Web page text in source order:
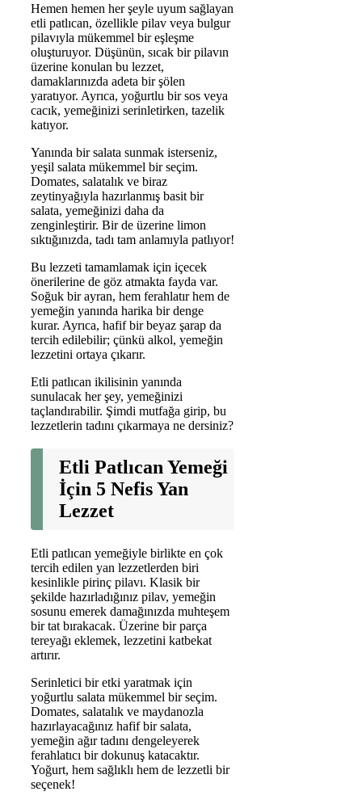
Hemen hemen her şeyle uyum sağlayan
etli patlıcan, özellikle pilav veya bulgur
pilavıyla mükemmel bir eşleşme
oluşturuyor. Düşünün, sıcak bir pilavın
üzerine konulan bu lezzet,
damaklarınızda adeta bir şölen
yaratıyor. Ayrıca, yoğurtlu bir sos veya
cacık, yemeğinizi serinletirken, tazelik
katıyor.
Yanında bir salata sunmak isterseniz,
yeşil salata mükemmel bir seçim.
Domates, salatalık ve biraz
zeytinyağıyla hazırlanmış basit bir
salata, yemeğinizi daha da
zenginleştirir. Bir de üzerine limon
sıktığınızda, tadı tam anlamıyla patlıyor!
Bu lezzeti tamamlamak için içecek
önerilerine de göz atmakta fayda var.
Soğuk bir ayran, hem ferahlatır hem de
yemeğin yanında harika bir denge
kurar. Ayrıca, hafif bir beyaz şarap da
tercih edilebilir; çünkü alkol, yemeğin
lezzetini ortaya çıkarır.
Etli patlıcan ikilisinin yanında
sunulacak her şey, yemeğinizi
taçlandırabilir. Şimdi mutfağa girip, bu
lezzetlerin tadını çıkarmaya ne dersiniz?
Etli Patlıcan Yemeği
İçin 5 Nefis Yan
Lezzet
Etli patlıcan yemeğiyle birlikte en çok
tercih edilen yan lezzetlerden biri
kesinlikle pirinç pilavı. Klasik bir
şekilde hazırladığınız pilav, yemeğin
sosunu emerek damağınızda muhteşem
bir tat bırakacak. Üzerine bir parça
tereyağı eklemek, lezzetini katbekat
artırır.
Serinletici bir etki yaratmak için
yoğurtlu salata mükemmel bir seçim.
Domates, salatalık ve maydanozla
hazırlayacağınız hafif bir salata,
yemeğin ağır tadını dengeleyerek
ferahlatıcı bir dokunuş katacaktır.
Yoğurt, hem sağlıklı hem de lezzetli bir
seçenek!